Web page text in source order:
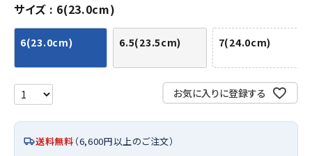
サイズ 6(23.0cm)
6(23.0cm) 6.5(23.5cm) 7(24.0cm)
お気に入りに登録する
送料無料 （6,600円以上のご注文）